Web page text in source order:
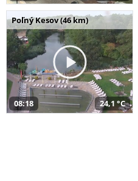
Poľný Kesov (46 km)
08:18 24,1 °C